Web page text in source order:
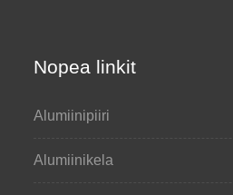
Nopea linkit
Alumiinipiiri
Alumiinikela